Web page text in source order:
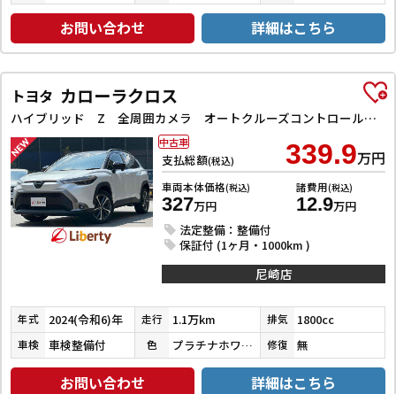
お問い合わせ 詳細はこちら
トヨタ カローラクロス
ハイブリッド Z 全周囲カメラ オートクルーズコントロール レーンアシスト パワーシート 衝突被害軽減システム ナビ TV オートライト LEDヘッドランプ ヘッドライトウォッシャー 電動リアゲート アルミホイール
支払総額(税込) 339.9万円
車両本体価格(税込)
327万円
諸費用(税込)
12.9万円
法定整備：整備付
保証付 (1ヶ月・1000km )
中古車
尼崎店
年式 2024(令和6)年 走行 1.1万km 排気 1800cc
車検 車検整備付 色 プラチナホワイトパールマイカ／アティチュードブラックマイカ 修復 無
お問い合わせ 詳細はこちら